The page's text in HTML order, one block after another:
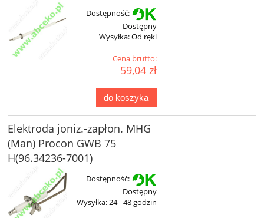
Dostępność:
Dostępny
Wysyłka:Od ręki
Cena brutto:
59,04 zł
do koszyka
Elektroda joniz.-zapłon. MHG
(Man) Procon GWB 75
H(96.34236-7001)
Dostępność:
Dostępny
Wysyłka:24 - 48 godzin